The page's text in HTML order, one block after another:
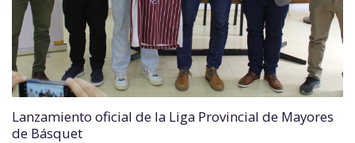
Lanzamiento oficial de la Liga Provincial de Mayores
de Básquet